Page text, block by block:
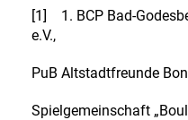
[1] 1. BCP Bad-
e.V.,
PuB Altstadtfreunde
Spielgemeinschaft